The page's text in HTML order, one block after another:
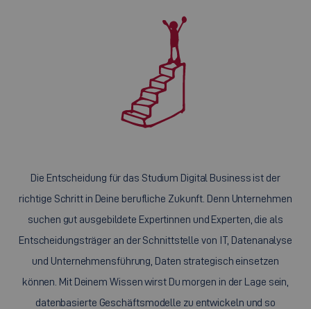
Die Entscheidung für das Studium Digital Business ist der
richtige Schritt in Deine berufliche Zukunft. Denn Unternehmen
suchen gut ausgebildete Expertinnen und Experten, die als
Entscheidungsträger an der Schnittstelle von IT, Datenanalyse
und Unternehmensführung, Daten strategisch einsetzen
können. Mit Deinem Wissen wirst Du morgen in der Lage sein,
datenbasierte Geschäftsmodelle zu entwickeln und so